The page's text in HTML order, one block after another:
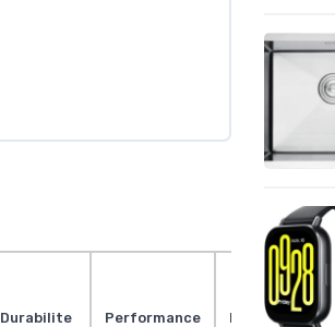
Durabilite Performance Presentation